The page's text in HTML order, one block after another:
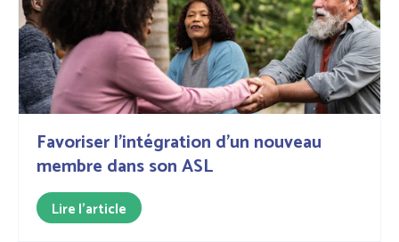
Favoriser l'intégration d'un nouveau
membre dans son ASL
Lire l'article